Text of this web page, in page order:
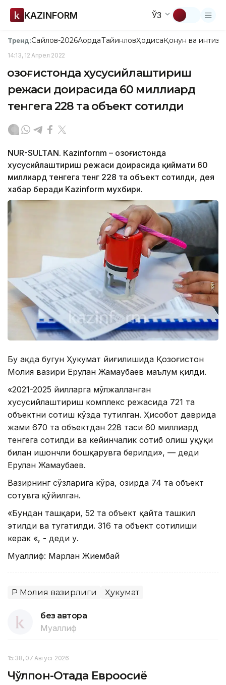
KAZINFORM ЎЗ
Тренд:Сайлов-2026АқордаТайинловҲодисаҚонун ва
14:13, 12 Апрел 2022
Қозоғистонда хусусийлаштириш
режаси доирасида 60 миллиард
тенгега 228 та объект сотилди
NUR-SULTAN. Кazinfornm – Қозоғистонда
хусусийлаштириш режаси доирасида қиймати 60
миллиард тенгега тенг 228 та объект сотилди, дея
хабар беради Kazinform мухбири.
Бу ҳақда бугун Ҳукумат йиғилишида Қозоғистон
Молия вазири Ерулан Жамаубаев маълум қилди.
«2021-2025 йилларга мўлжалланган
хусусийлаштириш комплекс режасида 721 та
объектни сотиш кўзда тутилган. Ҳисобот даврида
жами 670 та объектдан 228 таси 60 миллиард
тенгега сотилди ва кейинчалик сотиб олиш ҳуқуқи
билан ишончли бошқарувга берилди», — деди
Ерулан Жамаубаев.
Вазирнинг сўзларига кўра, ҳозирда 74 та объект
сотувга қўйилган.
«Бундан ташқари, 52 та объект қайта ташкил
этилди ва тугатилди. 316 та объект сотилиши
керак «, - деди у.
Муаллиф: Марлан Жиембай
ҚР Молия вазирлиги Ҳукумат
без автора
Муаллиф
15:38, 07 Август 2026
Чўлпон-Отада Евроосиё